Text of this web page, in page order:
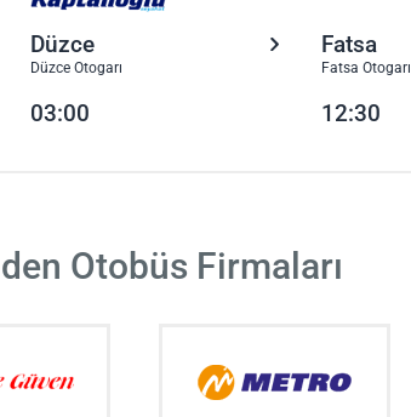
Düzce
Düzce Otogarı
Fatsa
Fatsa Otogarı
03:00 12:30
Otobüs Firmaları